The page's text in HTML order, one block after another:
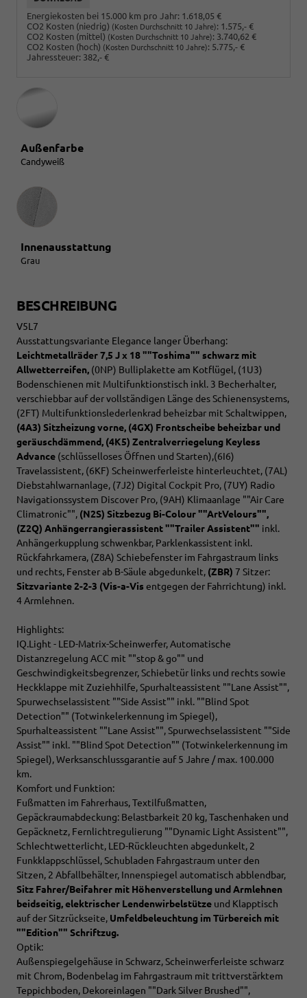
Energiekosten bei 15.000 km pro Jahr: 1.618,05 €
CO2 Kosten (niedrig) (Kosten Durchschnitt 10 Jahre): 1.575,- €
CO2 Kosten (mittel) (Kosten Durchschnitt 10 Jahre): 3.740,62 €
CO2 Kosten (hoch) (Kosten Durchschnitt 10 Jahre): 5.775,- €
Jahressteuer: 382,- €
Außenfarbe
Candyweiß
Innenausstattung
Innenausstattung
Grau
BESCHREIBUNG
V5L7
Ausstattungsvariante Elegance langer Überhang:
Leichtmetallräder 7,5 J x 18 ""Toshima"" schwarz mit
Allwetterreifen, (0NP) Bulliplakette am Kotflügel, (1U3)
Bodenschienen mit Multifunktionstisch inkl. 3 Becherhalter,
verschiebbar auf der vollständigen Länge des Schienensystems,
(2FT) Multifunktionslederlenkrad beheizbar mit Schaltwippen,
(4A3) Sitzheizung vorne, (4GX) Frontscheibe beheizbar und
geräuschdämmend, (4K5) Zentralverriegelung Keyless
Advance (schlüsselloses Öffnen und Starten),(6I6)
Travelassistent, (6KF) Scheinwerferleiste hinterleuchtet, (7AL)
Diebstahlwarnanlage, (7J2) Digital Cockpit Pro, (7UY) Radio
Navigationssystem Discover Pro, (9AH) Klimaanlage ""Air Care
Climatronic"", (N2S) Sitzbezug Bi-Colour ""ArtVelours"",
(Z2Q) Anhängerrangierassistent ""Trailer Assistent"" inkl.
Anhängerkupplung schwenkbar, Parklenkassistent inkl.
Rückfahrkamera, (Z8A) Schiebefenster im Fahrgastraum links
und rechts, Fenster ab B-Säule abgedunkelt, (ZBR) 7 Sitzer:
Sitzvariante 2-2-3 (Vis-a-Vis entgegen der Fahrrichtung) inkl.
4 Armlehnen.
Highlights:
IQ.Light - LED-Matrix-Scheinwerfer, Automatische
Distanzregelung ACC mit ""stop & go"" und
Geschwindigkeitsbegrenzer, Schiebetür links und rechts sowie
Heckklappe mit Zuziehhilfe, Spurhalteassistent ""Lane Assist"",
Spurwechselassistent ""Side Assist"" inkl. ""Blind Spot
Detection"" (Totwinkelerkennung im Spiegel),
Spurhalteassistent ""Lane Assist"", Spurwechselassistent ""Side
Assist"" inkl. ""Blind Spot Detection"" (Totwinkelerkennung im
Spiegel), Werksanschlussgarantie auf 5 Jahre / max. 100.000
km.
Komfort und Funktion:
Fußmatten im Fahrerhaus, Textilfußmatten,
Gepäckraumabdeckung: Belastbarkeit 20 kg, Taschenhaken und
Gepäcknetz, Fernlichtregulierung ""Dynamic Light Assistent"",
Schlechtwetterlicht, LED-Rückleuchten abgedunkelt, 2
Funkklappschlüssel, Schubladen Fahrgastraum unter den
Sitzen, 2 Abfallbehälter, Innenspiegel automatisch abblendbar,
Sitz Fahrer/Beifahrer mit Höhenverstellung und Armlehnen
beidseitig,elektrischer Lendenwirbelstütze und Klapptisch
auf der Sitzrückseite, Umfeldbeleuchtung im Türbereich mit
""Edition"" Schriftzug.
Optik:
Außenspiegelgehäuse in Schwarz, Scheinwerferleiste schwarz
mit Chrom, Bodenbelag im Fahrgastraum mit trittverstärktem
Teppichboden, Dekoreinlagen ""Dark Silver Brushed"",